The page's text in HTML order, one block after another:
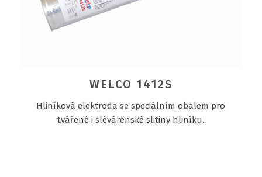
WELCO 1412S
Hliníková elektroda se speciálním obalem pro
tvářené i slévárenské slitiny hliníku.